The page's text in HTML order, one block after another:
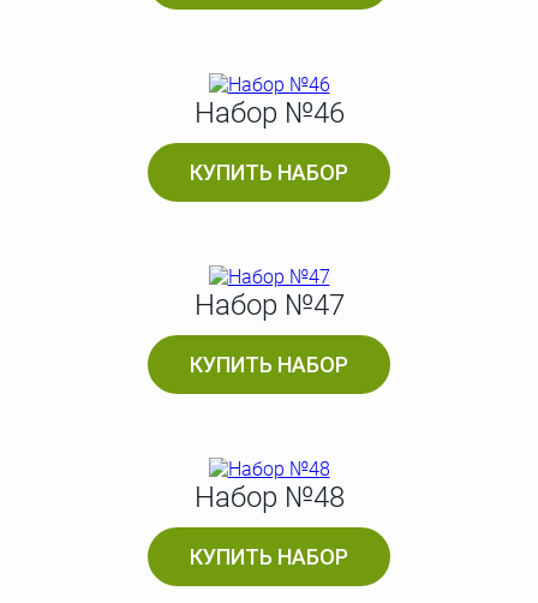
Набор №46
КУПИТЬ НАБОР
Набор №47
КУПИТЬ НАБОР
Набор №48
КУПИТЬ НАБОР